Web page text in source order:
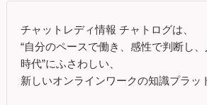
チャットレディ情報 チャトログは、
“自分のペースで働き、感性で判断し
時代”にふさわしい、
新しいオンラインワークの知識プラッ